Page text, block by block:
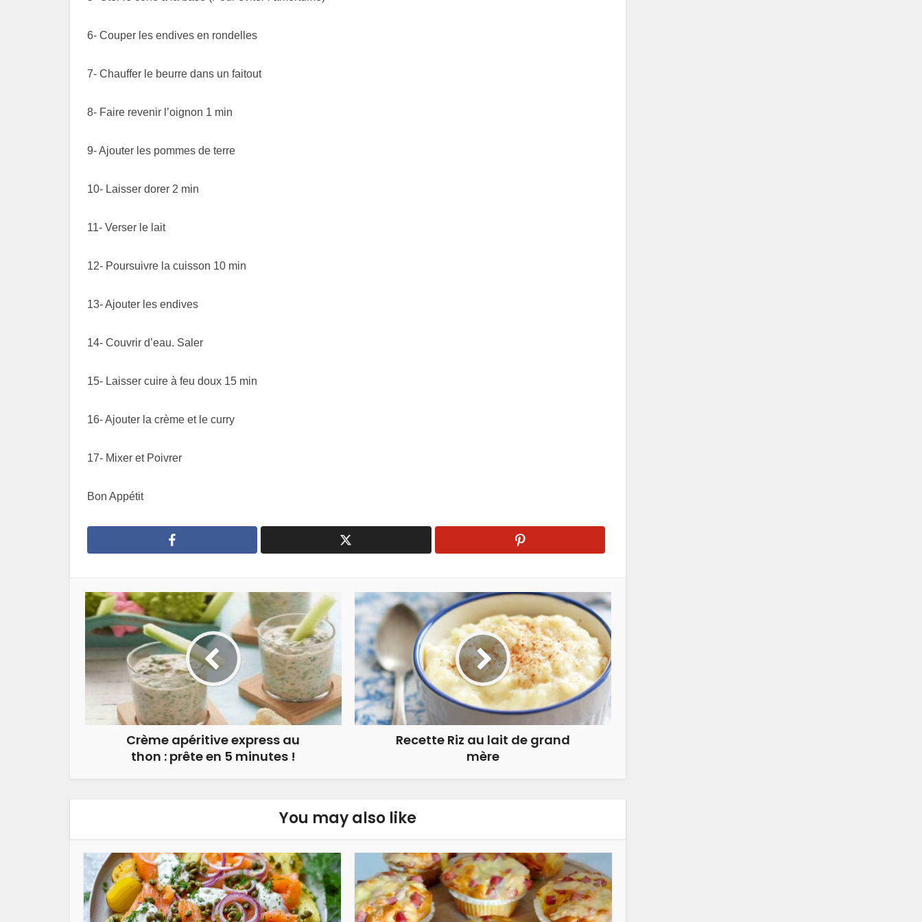
6- Couper les endives en rondelles
7- Chauffer le beurre dans un faitout
8- Faire revenir l’oignon 1 min
9- Ajouter les pommes de terre
10- Laisser dorer 2 min
11- Verser le lait
12- Poursuivre la cuisson 10 min
13- Ajouter les endives
14- Couvrir d’eau. Saler
15- Laisser cuire à feu doux 15 min
16- Ajouter la crème et le curry
17- Mixer et Poivrer
Bon Appétit
Crème apéritive express au
thon : prête en 5 minutes !
Recette Riz au lait de grand
mère
You may also like